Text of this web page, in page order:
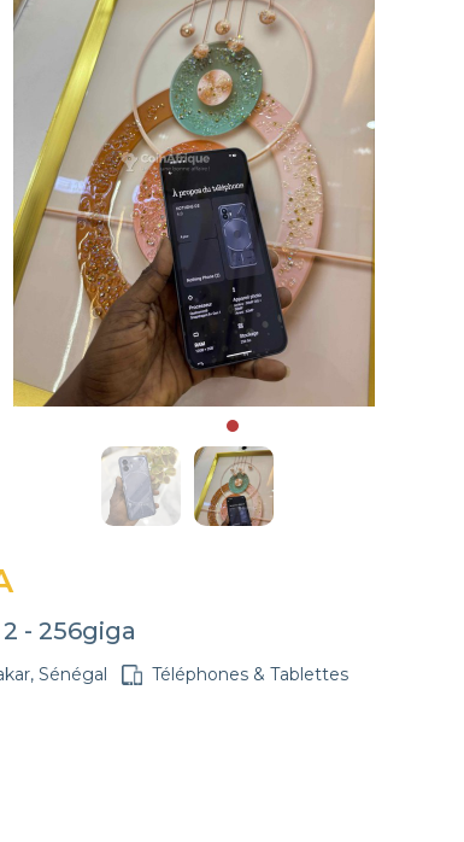
- 256giga
Sénégal Téléphones & Tablettes